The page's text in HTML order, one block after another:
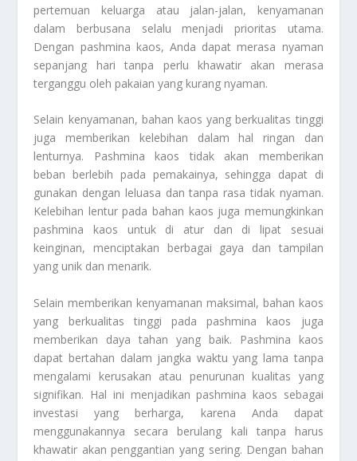
pertemuan keluarga atau jalan-jalan, kenyamanan
dalam berbusana selalu menjadi prioritas utama.
Dengan pashmina kaos, Anda dapat merasa nyaman
sepanjang hari tanpa perlu khawatir akan merasa
terganggu oleh pakaian yang kurang nyaman.
Selain kenyamanan, bahan kaos yang berkualitas tinggi
juga memberikan kelebihan dalam hal ringan dan
lenturnya. Pashmina kaos tidak akan memberikan
beban berlebih pada pemakainya, sehingga dapat di
gunakan dengan leluasa dan tanpa rasa tidak nyaman.
Kelebihan lentur pada bahan kaos juga memungkinkan
pashmina kaos untuk di atur dan di lipat sesuai
keinginan, menciptakan berbagai gaya dan tampilan
yang unik dan menarik.
Selain memberikan kenyamanan maksimal, bahan kaos
yang berkualitas tinggi pada pashmina kaos juga
memberikan daya tahan yang baik. Pashmina kaos
dapat bertahan dalam jangka waktu yang lama tanpa
mengalami kerusakan atau penurunan kualitas yang
signifikan. Hal ini menjadikan pashmina kaos sebagai
investasi yang berharga, karena Anda dapat
menggunakannya secara berulang kali tanpa harus
khawatir akan penggantian yang sering. Dengan bahan